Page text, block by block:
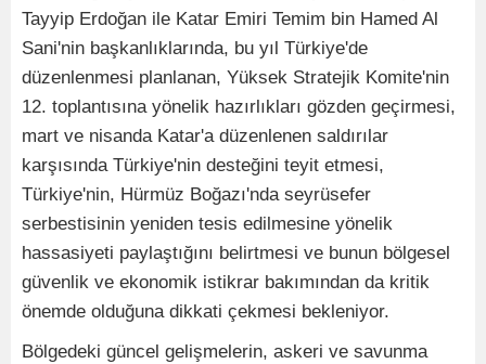
Tayyip Erdoğan ile Katar Emiri Temim bin Hamed Al
Sani'nin başkanlıklarında, bu yıl Türkiye'de
düzenlenmesi planlanan, Yüksek Stratejik Komite'nin
12. toplantısına yönelik hazırlıkları gözden geçirmesi,
mart ve nisanda Katar'a düzenlenen saldırılar
karşısında Türkiye'nin desteğini teyit etmesi,
Türkiye'nin, Hürmüz Boğazı'nda seyrüsefer
serbestisinin yeniden tesis edilmesine yönelik
hassasiyeti paylaştığını belirtmesi ve bunun bölgesel
güvenlik ve ekonomik istikrar bakımından da kritik
önemde olduğuna dikkati çekmesi bekleniyor.
Bölgedeki güncel gelişmelerin, askeri ve savunma